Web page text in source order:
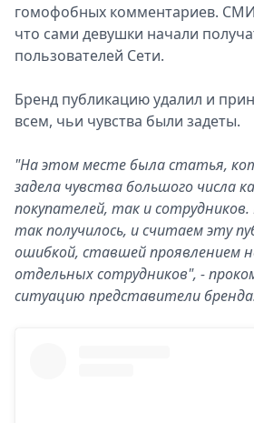
гомофобных комментариев.
что сами девушки начали
пользователей Сети.
Бренд публикацию удалил и
всем, чьи чувства были задеты.
"На этом месте была статья,
задела чувства большого числа
покупателей, так и
так получилось, и считаем эту
ошибкой, ставшей проявлением
отдельных сотрудников", -
ситуацию представители